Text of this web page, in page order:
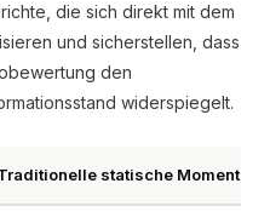
die sich direkt mit dem
und sicherstellen, dass
den
widerspiegelt.
statische